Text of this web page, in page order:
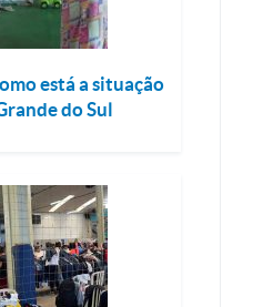
está a situação
do Sul